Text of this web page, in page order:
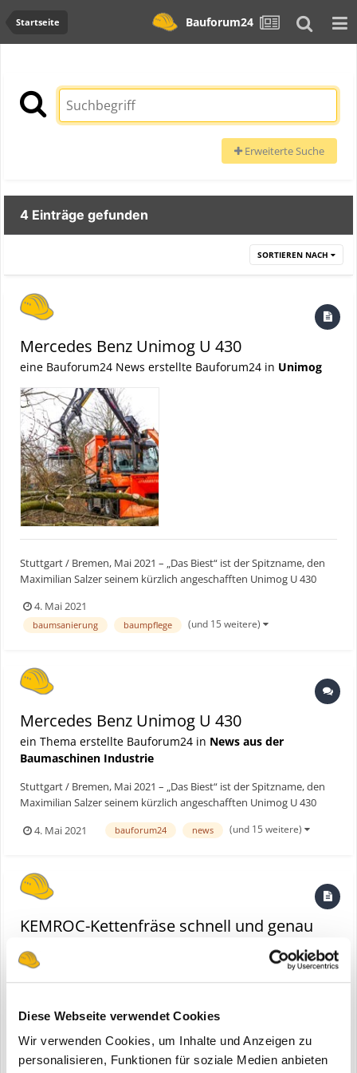
Diese Webseite verwendet Cookies
Wir verwenden Cookies, um Inhalte und Anzeigen zu
personalisieren, Funktionen für soziale Medien anbieten
Startseite Bauforum24
Erweiterte Suche
4 Einträge gefunden
SORTIEREN NACH
Mercedes Benz Unimog U 430
eine Bauforum24 News erstellte Bauforum24 in Unimog
Stuttgart / Bremen, Mai 2021 – „Das Biest“ ist der Spitzname, den
Maximilian Salzer seinem kürzlich angeschafften Unimog U 430
Baummanagement spezialisierten Bremer Baumdiensts (BBD) und
sein Team alle Arbeitsschritte, die bei der ganzjähri...
4. Mai 2021
baumsanierung baumpflege (und 15 weitere)
Mercedes Benz Unimog U 430
ein Thema erstellte Bauforum24 in News aus der
Baumaschinen Industrie
Stuttgart / Bremen, Mai 2021 – „Das Biest“ ist der Spitzname, den
Maximilian Salzer seinem kürzlich angeschafften Unimog U 430
Baummanagement spezialisierten Bremer Baumdiensts (BBD) und
4. Mai 2021 bauforum24 news (und 15 weitere)
KEMROC-Kettenfräse schnell und genau
eine Bauforum24 News erstellte Bauforum24 in Kemroc